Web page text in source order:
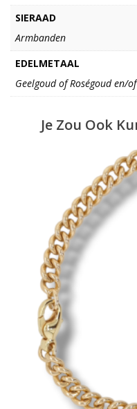
SIERAAD
Armbanden
EDELMETAAL
Geelgoud of Roségoud en/
Je Zou Ook